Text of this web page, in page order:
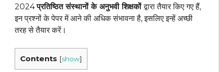
2024प्रतिष्ठित संस्थानों के अनुभवी शिक्षकोंद्वारा तैयार किए गए हैं,
इन प्रश्नों के पेपर में आने की अधिक संभावना है, इसलिए इन्हें अच्छी
तरह से तैयार करें।
Contents [show]